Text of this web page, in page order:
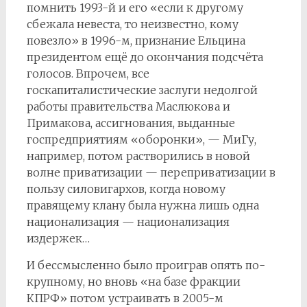
помнить 1993-й и его «если к другому
сбежала невеста, то неизвестно, кому
повезло» в 1996-м, признание Ельцина
президентом ещё до окончания подсчёта
голосов. Впрочем, все
госкапиталистические заслуги недолгой
работы правительства Маслюкова и
Примакова, ассигнования, выданные
госпредприятиям «оборонки», — МиГу,
например, потом растворились в новой
волне приватизации — переприватизации в
пользу силовигархов, когда новому
правящему клану была нужна лишь одна
национализация — национализация
издержек…
И бессмысленно было проиграв опять по-
крупному, но вновь «на базе фракции
КПРФ» потом устраивать в 2005-м